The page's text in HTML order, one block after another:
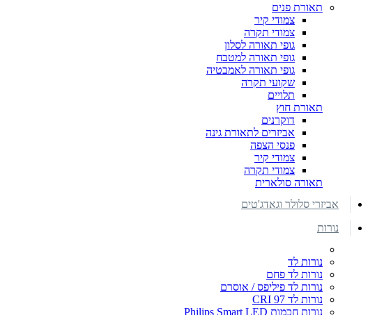
תאורת פנים
צמודי קיר
צמודי תקרה
גופי תאורה לסלון
גופי תאורה למטבח
גופי תאורה לאמבטיה
שקועי תקרה
תלויים
תאורת חוץ
דוקרנים
אביזרים לתאורת גינה
פנסי הצפה
צמודי קיר
צמודי תקרה
תאורה סולארית
אביזרי סלולר וגאדג'טים
נורות
נורות לד
נורות לד פחם
נורות לד פיליפס / אוסרם
נורות לד CRI 97
נורות חכמות Philips Smart LED